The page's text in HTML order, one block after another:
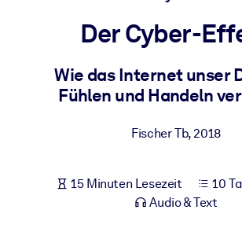
Bauen Sie eine gesunde und resiliente
NACH SYSTEM
Integrieren Sie kompaktes, verifiziertes
Für Unternehmensbibliotheken
Bereichern Sie Ihre
Der Cyber-
Wie das Internet unser
Fühlen und Handeln
Fischer Tb,2018
15 Minuten Lesezeit
10
Audio & Text